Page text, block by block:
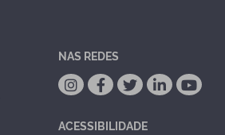
NAS REDES
ACESSIBILIDADE